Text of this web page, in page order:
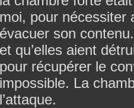
moi, pour nécessiter
évacuer son
et qu’elles aient
pour récupérer le
impossible. La
l’attaque.